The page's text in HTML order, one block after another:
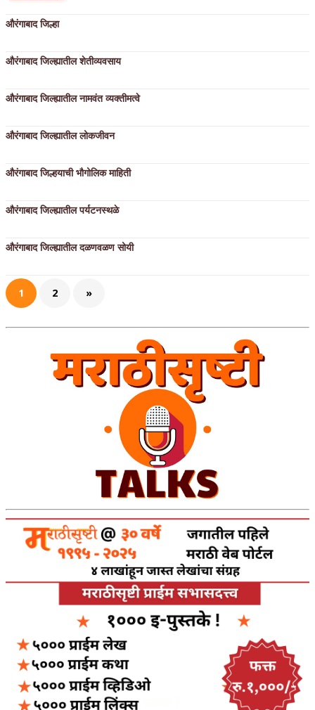
औरंगाबाद जिल्हा
औरंगाबाद जिल्ह्यातील शेतीव्यवसाय
औरंगाबाद जिल्ह्यातील नामवंत व्यक्तीमत्वे
औरंगाबाद जिल्ह्यातील लोकजीवन
औरंगाबाद जिल्हयाची भौगोलिक माहिती
औरंगाबाद जिल्ह्यातील पर्यटनस्थळे
औरंगाबाद जिल्ह्यातील दळणवळण सोयी
1 2 »